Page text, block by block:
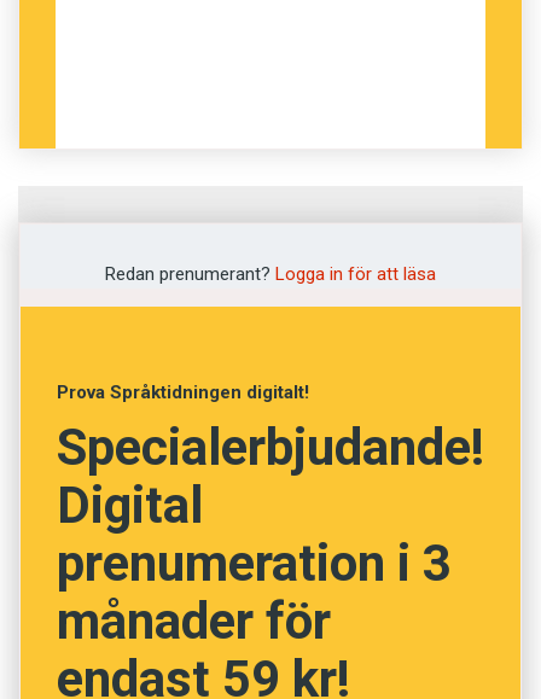
Klimax
Miljögift
Vägskäl
Höjdpunkt
Fiasko
Redan prenumerant? Logga in för att läsa
Prova Språktidningen digitalt!
Specialerbjudande!
Digital
prenumeration i 3
månader för
endast 59 kr!